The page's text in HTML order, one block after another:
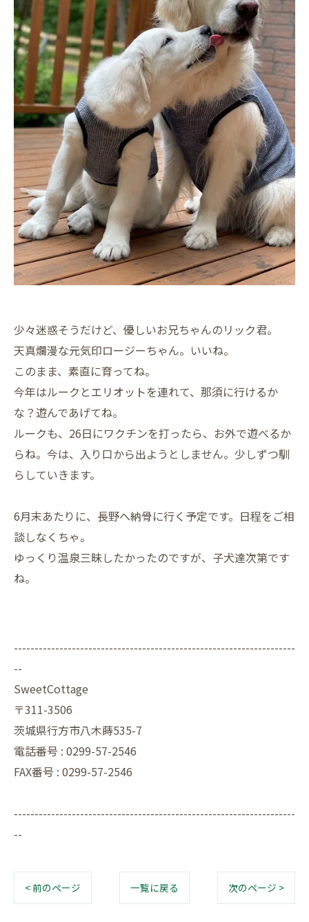
少々迷惑そうだけど、優しいお兄ちゃんのリック君。
天真爛漫な元気印ロージーちゃん。いいね。
このまま、素直に育ってね。
今年はルークとエリオットを連れて、那須に行けるか
な？遊んであげてね。
ルークも、26日にワクチンを打ったら、お外で遊べるか
らね。今は、入り口から出ようとしません。少しずつ馴
らしていきます。
6月末あたりに、長野へ納骨に行く予定です。日程をご相
談しなくちゃ。
ゆっくり温泉三昧したかったのですが、子犬達次第です
ね。
--------------------------------------------------------------------
--
SweetCottage
〒311-3506
茨城県行方市八木蒔535-7
電話番号 : 0299-57-2546
FAX番号 : 0299-57-2546
--------------------------------------------------------------------
--
< 前のページ 一覧に戻る 次のページ >